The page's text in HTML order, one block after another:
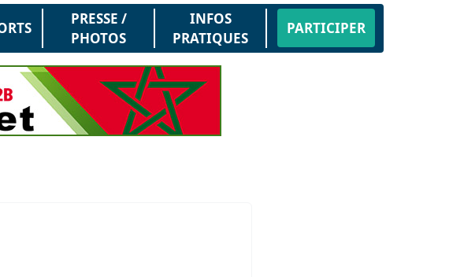
PRESSE /
PHOTOS
INFOS
PRATIQUES
PARTICIPER